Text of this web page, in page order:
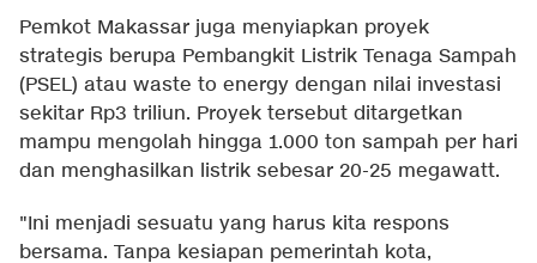
Pemkot Makassar juga menyiapkan proyek
strategis berupa Pembangkit Listrik Tenaga Sampah
(PSEL) atau waste to energy dengan nilai investasi
sekitar Rp3 triliun. Proyek tersebut ditargetkan
mampu mengolah hingga 1.000 ton sampah per hari
dan menghasilkan listrik sebesar 20-25 megawatt.
"Ini menjadi sesuatu yang harus kita respons
bersama. Tanpa kesiapan pemerintah kota,